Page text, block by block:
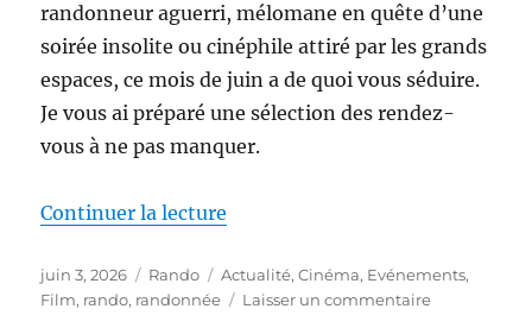
randonneur aguerri, mélomane en quête d’une
soirée insolite ou cinéphile attiré par les grands
espaces, ce mois de juin a de quoi vous séduire.
Je vous ai préparé une sélection des rendez-
vous à ne pas manquer.
Continuer la lecture
Publié
le
juin 3, 2026 Catégories
Rando Étiquettes
Actualité,Cinéma, Evénements,
Film, rando, randonnée Laisser un commentairesur